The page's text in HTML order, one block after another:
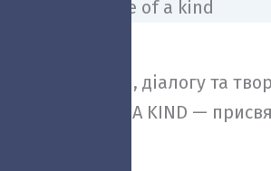
для моди, діалогу та
ONE OF A KIND —